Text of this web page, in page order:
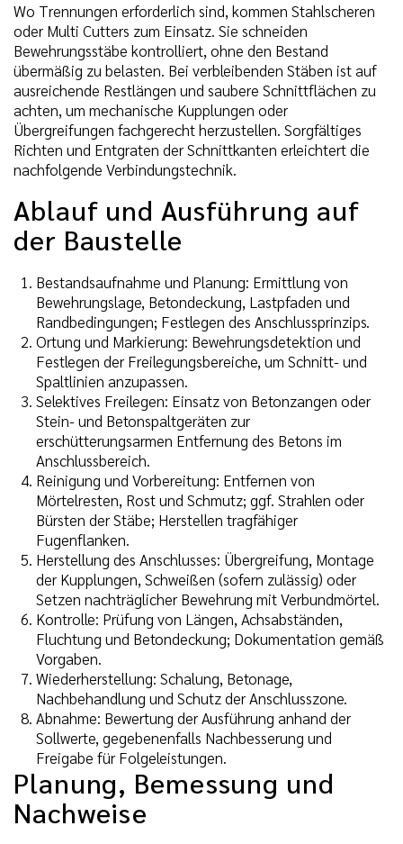
Wo Trennungen erforderlich sind, kommen Stahlscheren
oder Multi Cutters zum Einsatz. Sie schneiden
Bewehrungsstäbe kontrolliert, ohne den Bestand
übermäßig zu belasten. Bei verbleibenden Stäben ist auf
ausreichende Restlängen und saubere Schnittflächen zu
achten, um mechanische Kupplungen oder
Übergreifungen fachgerecht herzustellen. Sorgfältiges
Richten und Entgraten der Schnittkanten erleichtert die
nachfolgende Verbindungstechnik.
Ablauf und Ausführung auf
der Baustelle
Bestandsaufnahme und Planung: Ermittlung von
Bewehrungslage, Betondeckung, Lastpfaden und
Randbedingungen; Festlegen des Anschlussprinzips.
Ortung und Markierung: Bewehrungsdetektion und
Festlegen der Freilegungsbereiche, um Schnitt- und
Spaltlinien anzupassen.
Selektives Freilegen: Einsatz von Betonzangen oder
Stein- und Betonspaltgeräten zur
erschütterungsarmen Entfernung des Betons im
Anschlussbereich.
Reinigung und Vorbereitung: Entfernen von
Mörtelresten, Rost und Schmutz; ggf. Strahlen oder
Bürsten der Stäbe; Herstellen tragfähiger
Fugenflanken.
Herstellung des Anschlusses: Übergreifung, Montage
der Kupplungen, Schweißen (sofern zulässig) oder
Setzen nachträglicher Bewehrung mit Verbundmörtel.
Kontrolle: Prüfung von Längen, Achsabständen,
Fluchtung und Betondeckung; Dokumentation gemäß
Vorgaben.
Wiederherstellung: Schalung, Betonage,
Nachbehandlung und Schutz der Anschlusszone.
Abnahme: Bewertung der Ausführung anhand der
Sollwerte, gegebenenfalls Nachbesserung und
Freigabe für Folgeleistungen.
Planung, Bemessung und
Nachweise